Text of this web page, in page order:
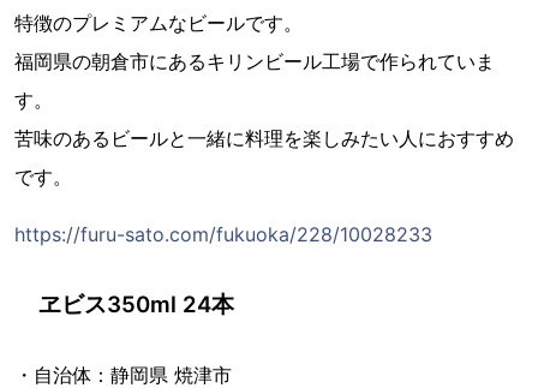
特徴のプレミアムなビールです。
福岡県の朝倉市にあるキリンビール工場で作られていま
す。
苦味のあるビールと一緒に料理を楽しみたい人におすすめ
です。
https://furu-sato.com/fukuoka/228/10028233
ヱビス350ml 24本
・自治体：静岡県 焼津市